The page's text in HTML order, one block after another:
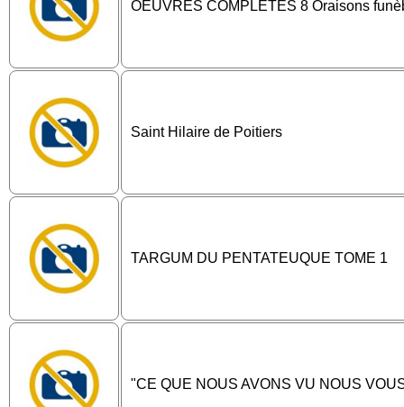
OEUVRES COMPLETES 8 Oraisons
Saint Hilaire de Poitiers
TARGUM DU PENTATEUQUE TOME 1
"CE QUE NOUS AVONS VU NOUS